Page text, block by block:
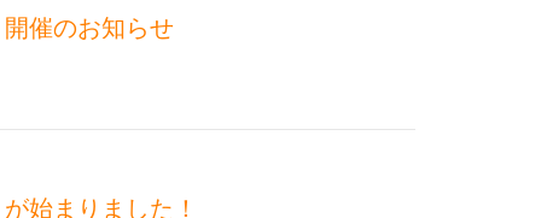
催のお知らせ
始まりました！